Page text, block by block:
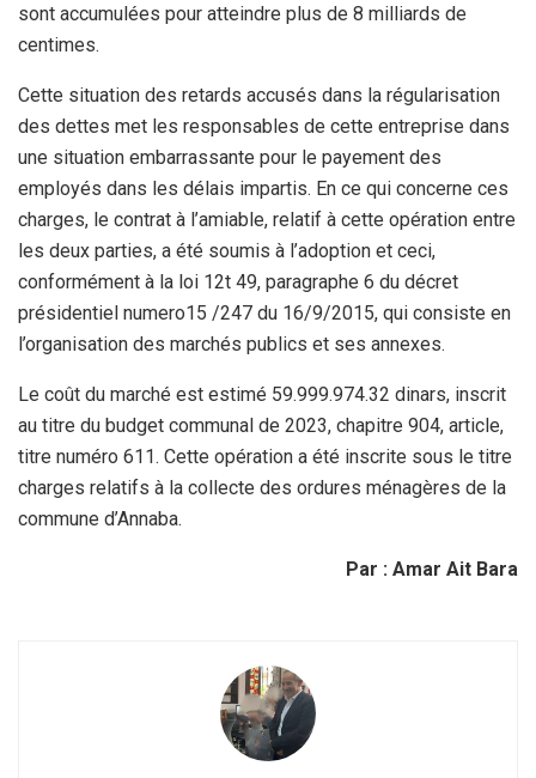
sont accumulées pour atteindre plus de 8 milliards de
centimes.
Cette situation des retards accusés dans la régularisation
des dettes met les responsables de cette entreprise dans
une situation embarrassante pour le payement des
employés dans les délais impartis. En ce qui concerne ces
charges, le contrat à l’amiable, relatif à cette opération entre
les deux parties, a été soumis à l’adoption et ceci,
conformément à la loi 12t 49, paragraphe 6 du décret
présidentiel numero15 /247 du 16/9/2015, qui consiste en
l’organisation des marchés publics et ses annexes.
Le coût du marché est estimé 59.999.974.32 dinars, inscrit
au titre du budget communal de 2023, chapitre 904, article,
titre numéro 611. Cette opération a été inscrite sous le titre
charges relatifs à la collecte des ordures ménagères de la
commune d’Annaba.
Par : Amar Ait Bara